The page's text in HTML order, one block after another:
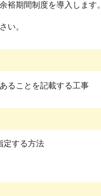
裕期間制度を導入します
い。
ることを記載する工事
定する方法